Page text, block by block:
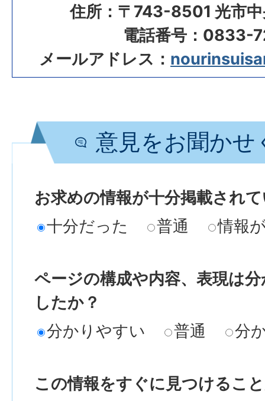
住所：〒743-8501 光市中
電話番号：0833-
メールアドレス：
意見をお聞かせ
お求めの情報が十分掲載され
十分だった
普通 情報
ページの構成や内容、表現は
したか？
分かりやすい
普通 分
この情報をすぐに見つけるこ